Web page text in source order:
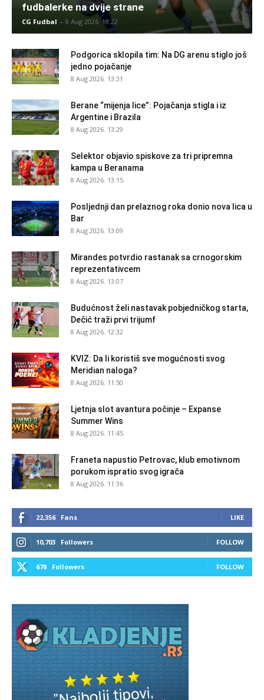
fudbalerke na dvije strane
CG Fudbal - 8 Aug 2026. 18:22
Podgorica sklopila tim: Na DG arenu stiglo još
jedno pojačanje
8 Aug 2026. 13:31
Berane “mijenja lice”: Pojačanja stigla i iz
Argentine i Brazila
8 Aug 2026. 13:29
Selektor objavio spiskove za tri pripremna
kampa u Beranama
8 Aug 2026. 13:15
Posljednji dan prelaznog roka donio nova lica u
Bar
8 Aug 2026. 13:09
Mirandes potvrdio rastanak sa crnogorskim
reprezentativcem
8 Aug 2026. 13:07
Budućnost želi nastavak pobjedničkog starta,
Dečić traži prvi trijumf
8 Aug 2026. 12:32
KVIZ: Da li koristiš sve mogućnosti svog
Meridian naloga?
8 Aug 2026. 11:50
Ljetnja slot avantura počinje – Expanse
Summer Wins
8 Aug 2026. 11:45
Franeta napustio Petrovac, klub emotivnom
porukom ispratio svog igrača
8 Aug 2026. 11:36
22,356 Fans LIKE
10,703 Followers FOLLOW
678 Followers FOLLOW